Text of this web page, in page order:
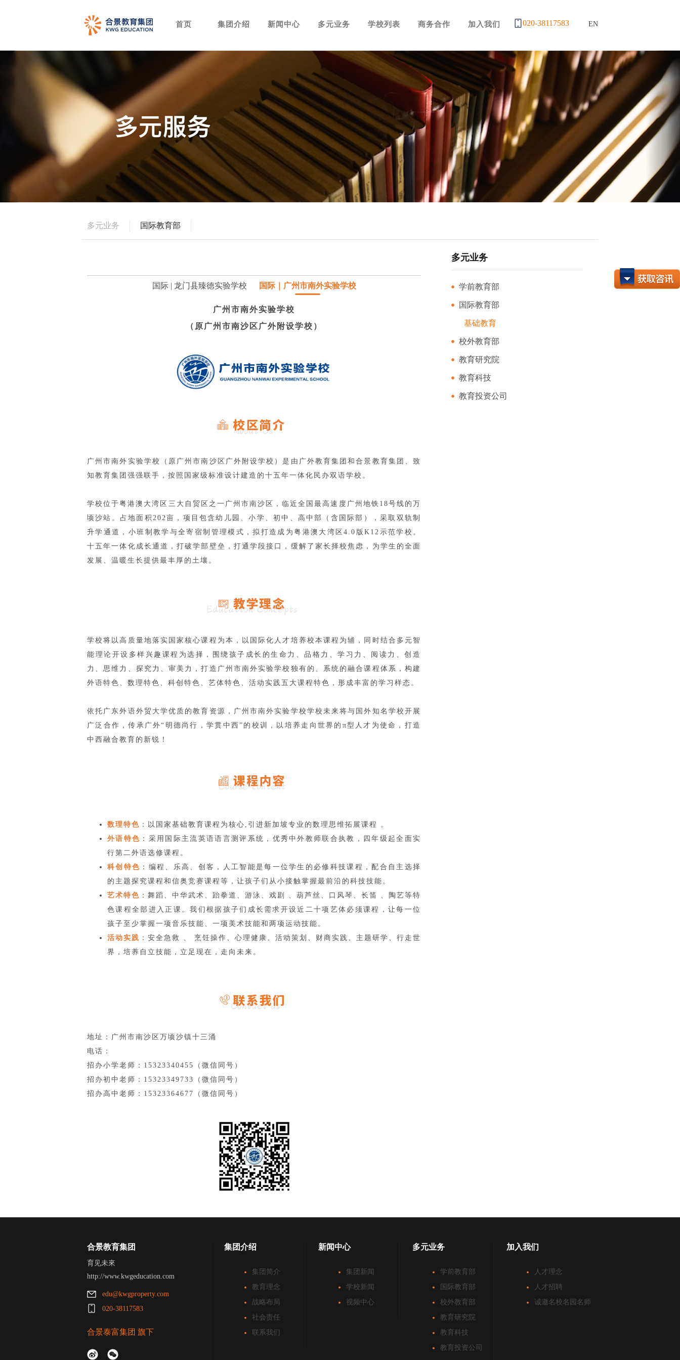
首页 集团介绍 新闻中心 多元业务 学校列表 商务合作 加入我们 EN
020-38117583
多元业务 国际教育部
国际 | 龙门县臻徳实验学校 国际｜广州市南外实验学校
广州市南外实验学校
（原广州市南沙区广外附设学校）
广州市南外实验学校（原广州市南沙区广外附设学校）是由广外教育集团和合景教育集团、致
知教育集团强强联手，按照国家级标准设计建造的十五年一体化民办双语学校。
学校位于粤港澳大湾区三大自贸区之一广州市南沙区，临近全国最高速度广州地铁18号线的万
顷沙站。占地面积202亩，项目包含幼儿园、小学、初中、高中部（含国际部），采取双轨制
升学通道，小班制教学与全寄宿制管理模式，拟打造成为粤港澳大湾区4.0版K12示范学校 。
十五年一体化成长通道，打破学部壁垒，打通学段接口，缓解了家长择校焦虑，为学生的全面
发展、温暖生长提供最丰厚的土壤。
学校将以高质量地落实国家核心课程为本，以国际化人才培养校本课程为辅，同时结合多元智
能理论开设多样兴趣课程为选择，围绕孩子成长的生命力、品格力、学习力、阅读力、创造
力、思维力、探究力、审美力，打造广州市南外实验学校独有的、系统的融合课程体系，构建
外语特色、数理特色、科创特色、艺体特色、活动实践五大课程特色，形成丰富的学习样态。
依托广东外语外贸大学优质的教育资源，广州市南外实验学校学校未来将与国外知名学校开展
广泛合作，传承广外“明德尚行，学贯中西”的校训，以培养走向世界的π型人才为使命，打造
中西融合教育的新锐！
数理特色 ：以国家基础教育课程为核心,引进新加坡专业的数理思维拓展课程 。
外语特色 ：采用国际主流英语语言测评系统，优秀中外教师联合执教，四年级起全面实
行第二外语选修课程。
科创特色 ：编程、乐高、创客，人工智能是每一位学生的必修科技课程，配合自主选择
的主题探究课程和信奥竞赛课程等，让孩子们从小接触掌握最前沿的科技技能。
艺术特色 ：舞蹈、中华武术、跆拳道、游泳、戏剧 、葫芦丝、口风琴、长笛 、陶艺等特
色课程全部进入正课。我们根据孩子们成长需求开设近二十项艺体必须课程，让每一位
孩子至少掌握一项音乐技能、一项美术技能和两项运动技能。
活动实践 ：安全急救 、 烹饪操作、心理健康、活动策划、财商实践、主题研学、行走世
界，培养自立技能，立足现在，走向未来。
地址：广州市南沙区万顷沙镇十三涌
电话：
招办小学老师：15323340455（微信同号）
招办初中老师：15323349733
（微信同号）
招办高中老师：15323364677
（微信同号）
多元业务
学前教育部
国际教育部
基础教育
校外教育部
教育研究院
教育科技
教育投资公司
合景教育集团
育见未來
http://www.kwgeducation.com
edu@kwgproperty.com
020-38117583
合景泰富集团 旗下
集团介绍
集团简介
教育理念
战略布局
社会责任
联系我们
新闻中心
集团新闻
学校新闻
视频中心
多元业务
学前教育部
国际教育部
校外教育部
教育研究院
教育科技
教育投资公司
加入我们
人才理念
人才招聘
诚邀名校名园名师